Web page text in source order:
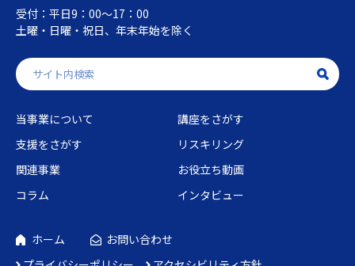
受付：平日9：00～17：00
土曜・日曜・祝日、年末年始を除く
当事業について
講座をさがす
支援をさがす
リスキリング
関連事業
お役立ち動画
コラム
インタビュー
ホーム
お問い合わせ